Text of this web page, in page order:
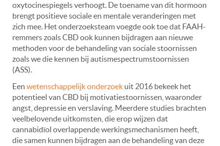
oxytocinespiegels verhoogt. De toename van dit hormoon
brengt positieve sociale en mentale veranderingen met
zich mee. Het onderzoeksteam voegde ook toe dat FAAH-
remmers zoals CBD ook kunnen bijdragen aan nieuwe
methoden voor de behandeling van sociale stoornissen
zoals we die kennen bij autismespectrumstoornissen
(ASS).
Een wetenschappelijk onderzoek uit 2016 bekeek het
potentieel van CBD bij motivatiestoornissen, waaronder
angst, depressie en verslaving. Meerdere studies brachten
veelbelovende uitkomsten, die erop wijzen dat
cannabidïol overlappende werkingsmechanismen heeft,
die samen kunnen bijdragen aan de behandeling van deze